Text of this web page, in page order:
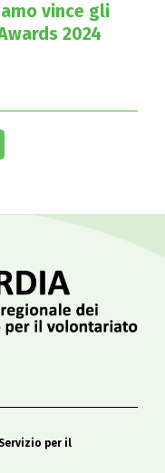
vince gli
2024
per il